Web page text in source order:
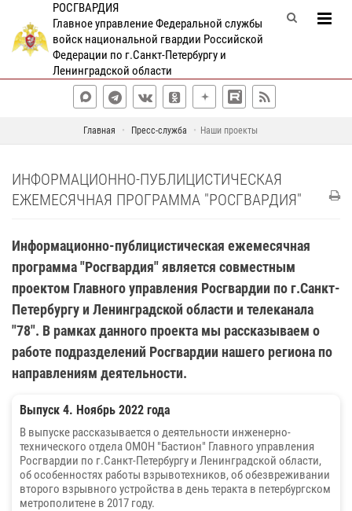
РОСГВАРДИЯ
Главное управление Федеральной службы
войск национальной гвардии Российской
Федерации по г.Санкт-Петербургу и
Ленинградской области
Главная Пресс-служба Наши проекты
ИНФОРМАЦИОННО-ПУБЛИЦИСТИЧЕСКАЯ
ЕЖЕМЕСЯЧНАЯ ПРОГРАММА "РОСГВАРДИЯ"
Информационно-публицистическая ежемесячная
программа "Росгвардия" является совместным
проектом Главного управления Росгвардии по г.Санкт-
Петербургу и Ленинградской области и телеканала
"78". В рамках данного проекта мы рассказываем о
работе подразделений Росгвардии нашего региона по
направлениям деятельности.
Выпуск 4. Ноябрь 2022 года
В выпуске рассказывается о деятельности инженерно-
технического отдела ОМОН "Бастион" Главного управления
Росгвардии по г.Санкт-Петербургу и Ленинградской области,
об особенностях работы взрывотехников, об обезвреживании
второго взрывного устройства в день теракта в петербургском
метрополитене в 2017 году.